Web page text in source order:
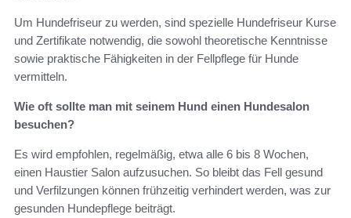
Um Hundefriseur zu werden, sind spezielle Hundefriseur Kurse
und Zertifikate notwendig, die sowohl theoretische Kenntnisse
sowie praktische Fähigkeiten in der Fellpflege für Hunde
vermitteln.
Wie oft sollte man mit seinem Hund einen Hundesalon
besuchen?
Es wird empfohlen, regelmäßig, etwa alle 6 bis 8 Wochen,
einen Haustier Salon aufzusuchen. So bleibt das Fell gesund
und Verfilzungen können frühzeitig verhindert werden, was zur
gesunden Hundepflege beiträgt.